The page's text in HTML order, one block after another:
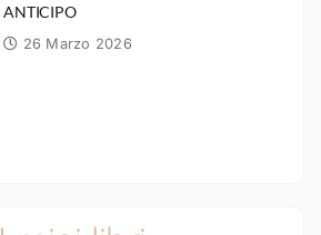
ANTICIPO
26 Marzo 2026